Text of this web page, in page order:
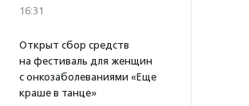
16:31
Открыт сбор средств
на фестиваль для женщин
с онкозаболеваниями «Еще
краше в танце»